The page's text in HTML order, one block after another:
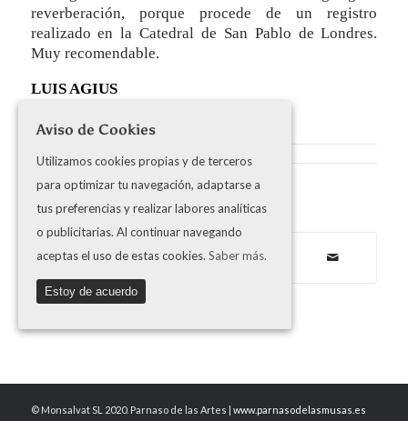
reverberación, porque procede de un registro
realizado en la Catedral de San Pablo de Londres.
Muy recomendable.
LUIS AGIUS
Share this entry
© Monsalvat SL 2020. Parnaso de las Artes | www.parnasodelasmusas.es
Aviso de Cookies
Utilizamos cookies propias y de terceros
para optimizar tu navegación, adaptarse a
tus preferencias y realizar labores analíticas
o publicitarias. Al continuar navegando
aceptas el uso de estas cookies. Saber más.
Estoy de acuerdo